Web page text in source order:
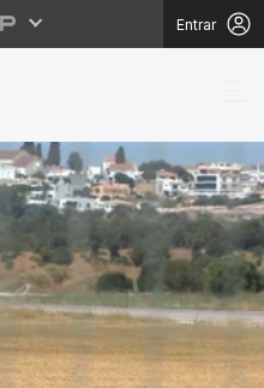
Entrar